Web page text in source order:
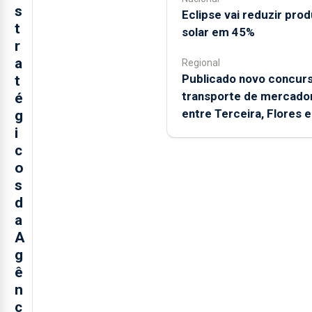
s
t
r
a
t
é
g
i
c
o
s
d
a
A
g
ê
n
c
Eclipse vai reduzir
solar em 45%
Regional
Publicado novo
transporte de
entre Terceira, Flores